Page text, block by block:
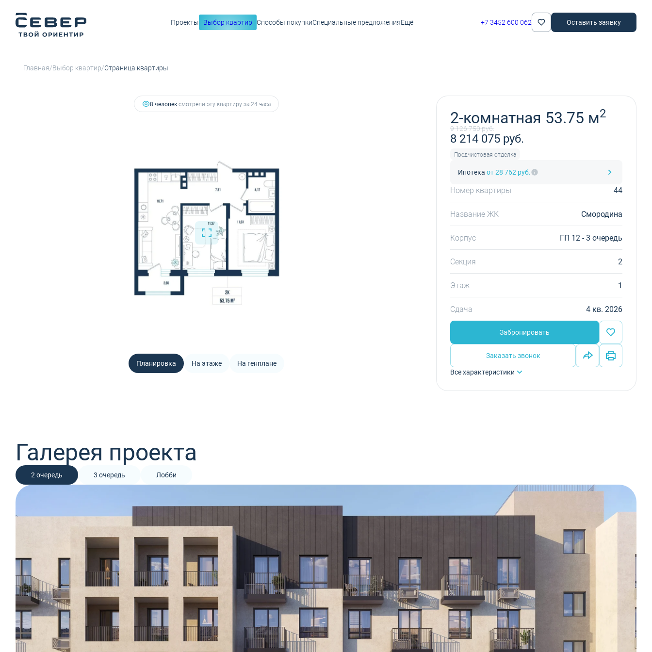
Проекты Выбор квартир Способы покупкиСпециальные предложенияЕщё +7 3452 600 062 Оставить заявку
Главная/Выбор квартир/Страница квартиры
8 человексмотрели эту квартиру за 24 часа
Планировка На этаже На генплане
2-комнатная 53.75 м2
9 126 750 руб.
8 214 075 руб.
Предчистовая отделка
Ипотека от 28 762 руб.
Номер квартиры 44
Название ЖК Смородина
Корпус ГП 12 - 3 очередь
Секция 2
Этаж 1
Сдача 4 кв. 2026
Забронировать
Заказать звонок
Все характеристики
Галерея проекта
2 очередь 3 очередь Лобби